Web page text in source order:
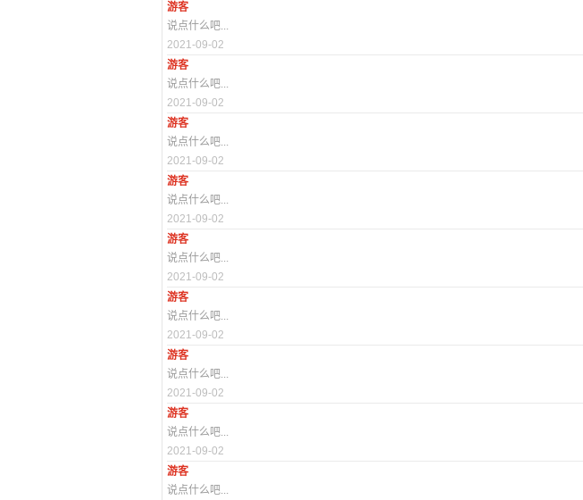
游客
说点什么吧...
2021-09-02
游客
说点什么吧...
2021-09-02
游客
说点什么吧...
2021-09-02
游客
说点什么吧...
2021-09-02
游客
说点什么吧...
2021-09-02
游客
说点什么吧...
2021-09-02
游客
说点什么吧...
2021-09-02
游客
说点什么吧...
2021-09-02
游客
说点什么吧...